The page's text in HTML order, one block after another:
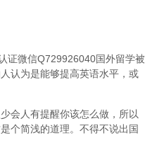
证微信Q729926040国外留学被
认为是能够提高英语水平，或
会人有提醒你该怎么做，所以
个简浅的道理。不得不说出国